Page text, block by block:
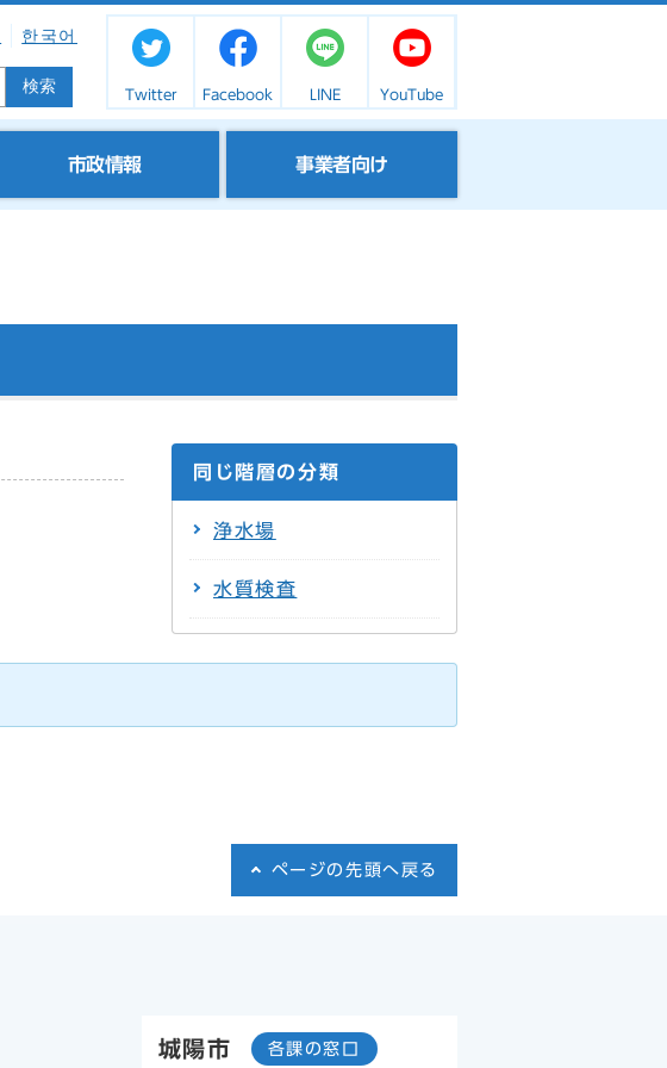
한국어
検索 Twitter Facebook LINE YouTube
市政情報 事業者向け
同じ階層の分類
浄水場
水質検査
ページの先頭へ戻る
城陽市 各課の窓口